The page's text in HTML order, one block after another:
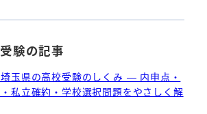
験の記事
埼玉県の高校受験のしくみ — 内申点・
私立確約・学校選択問題をやさしく解